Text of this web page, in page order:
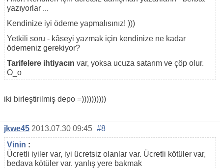
yazıyorlar ...
Kendinize iyi ödeme yapmalısınız! )))
Yetkili soru - kâseyi yazmak için kendinize ne kadar
ödemeniz gerekiyor?
Tarifelere ihtiyacın var, yoksa ucuza satarım ve çöp olur.
O_o
iki birleştirilmiş depo =))))))))))
jkwe45 2013.07.30 09:45 #8
Vinin :
Ücretli iyiler var, iyi ücretsiz olanlar var. Ücretli kötüler var,
bedava kötüler var. yanlış yere bakmak